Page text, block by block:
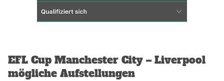
EFL Cup Manchester City – Liverpool
mögliche Aufstellungen